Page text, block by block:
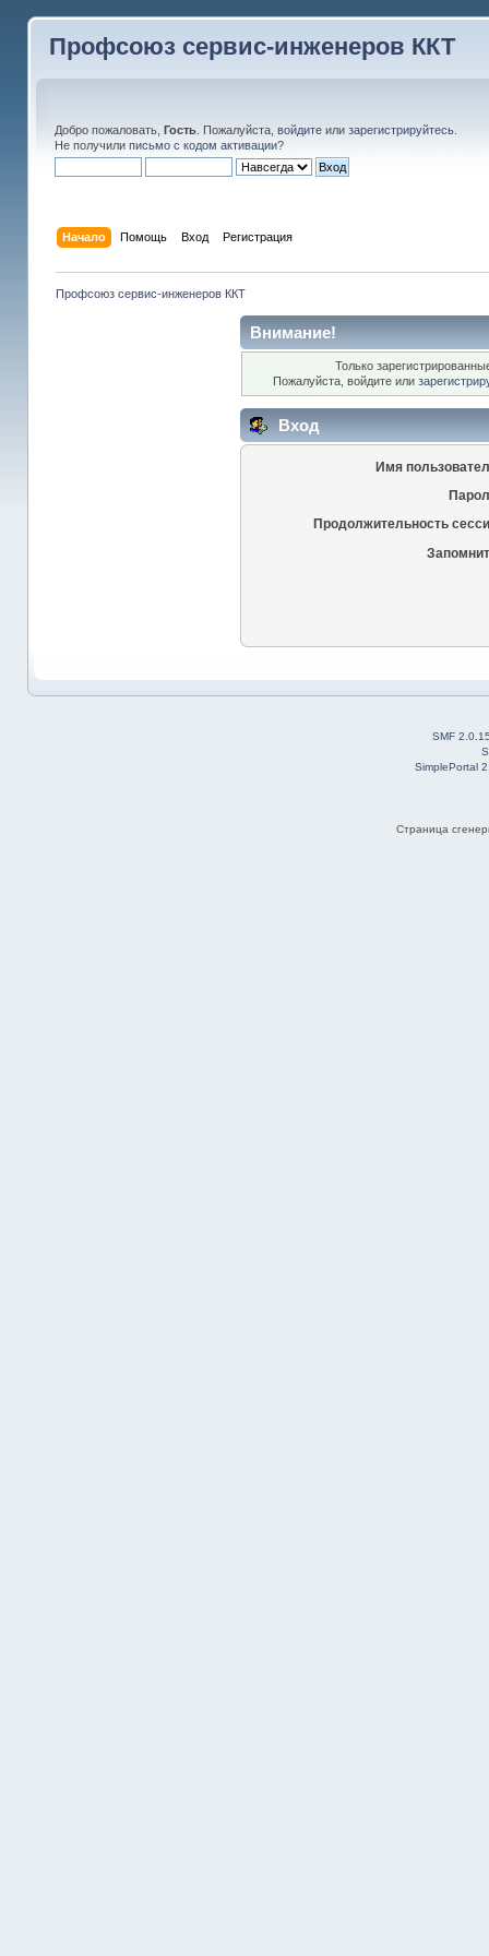
Профсоюз сервис-инженеров ККТ
Добро пожаловать, Гость. Пожалуйста, войдитеили зарегистрируйтесь.
Не получили письмо с кодом активации?
Начало Помощь Вход Регистрация
Профсоюз сервис-инженеров ККТ
Внимание!
Только
Пожалуйста, войдите или
Вход
Имя
Продолжительность
SMF
SimplePortal
Страница